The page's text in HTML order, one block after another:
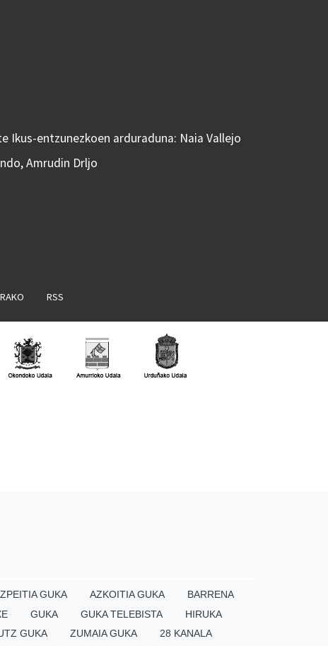
Ikus-entzunezkoen arduraduna: Naia Vallejo
Amrudin Drljo
RSS
GUKA AZKOITIA GUKA
BARRENA
GUKA GUKA TELEBISTA
HIRUKA
GUKA ZUMAIA GUKA 28 KANALA